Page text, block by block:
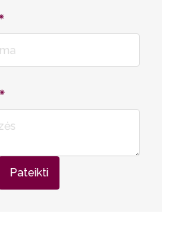
Pateikti